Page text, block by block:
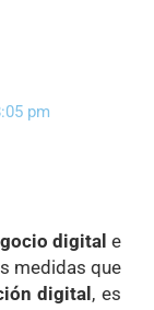
pm
digital e
medidas que
digital , es